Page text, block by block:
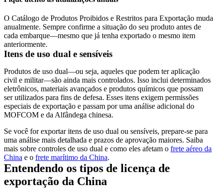
O Catálogo de Produtos Proibidos e Restritos para Exportação muda
anualmente. Sempre confirme a situação do seu produto antes de
cada embarque—mesmo que já tenha exportado o mesmo item
anteriormente.
Itens de uso dual e sensíveis
Produtos de uso dual—ou seja, aqueles que podem ter aplicação
civil e militar—são ainda mais controlados. Isso inclui determinados
eletrônicos, materiais avançados e produtos químicos que possam
ser utilizados para fins de defesa. Esses itens exigem permissões
especiais de exportação e passam por uma análise adicional do
MOFCOM e da Alfândega chinesa.
Se você for exportar itens de uso dual ou sensíveis, prepare-se para
uma análise mais detalhada e prazos de aprovação maiores. Saiba
mais sobre controles de uso dual e como eles afetam o frete aéreo da
China e o frete marítimo da China.
Entendendo os tipos de licença de
exportação da China